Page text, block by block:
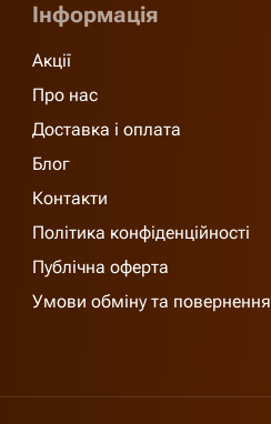
Інформація
Акції
Про нас
Доставка і оплата
Блог
Контакти
Політика конфіденційності
Публічна оферта
Умови обміну та повернення